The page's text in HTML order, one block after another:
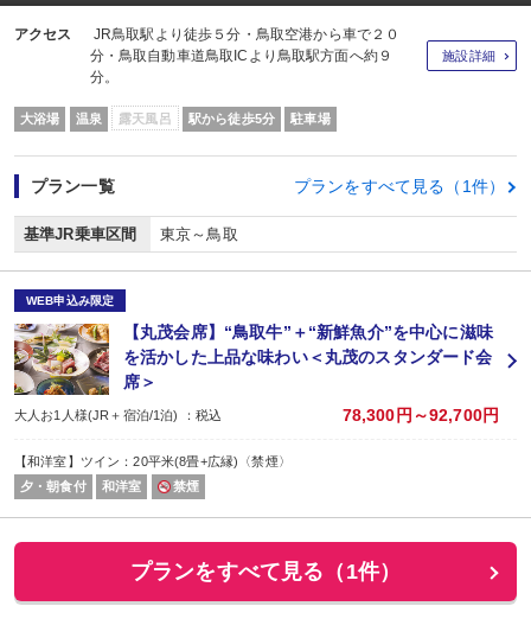
アクセス
JR鳥取駅より徒歩５分・鳥取空港から車で２０
分・鳥取自動車道鳥取ICより鳥取駅方面へ約９
分。
施設詳細
大浴場 温泉 露天風呂 駅から徒歩5分 駐車場
プラン一覧 プランをすべて見る（1件）
基準JR乗車区間 東京～鳥取
WEB申込み限定
【丸茂会席】“鳥取牛”＋“新鮮魚介”を中心に滋味
を活かした上品な味わい＜丸茂のスタンダード会
席＞
大人お1人様(JR＋宿泊/1泊) ：税込 78,300円～92,700円
【和洋室】ツイン：20平米(8畳+広縁)〈禁煙〉
夕・朝食付
和洋室 禁煙
プランをすべて見る（1件）